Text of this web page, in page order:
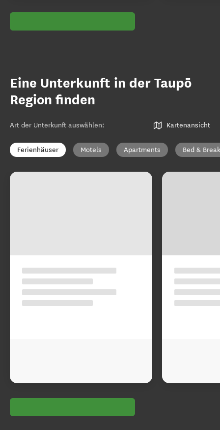
Eine Unterkunft in der Taupō
Region finden
Art der Unterkunft auswählen: Kartenansicht
Ferienhäuser Motels Apartments Bed &